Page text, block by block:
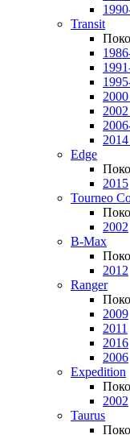
Transit
Edge
2015
Tourneo
2002
B-Max
2012
Ranger
2009
2011
2016
2006
Expedition
2002
Taurus